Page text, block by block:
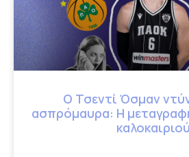
Ο Τσεντί Όσμαν
ασπρόμαυρα: Η
καλοκαιριού